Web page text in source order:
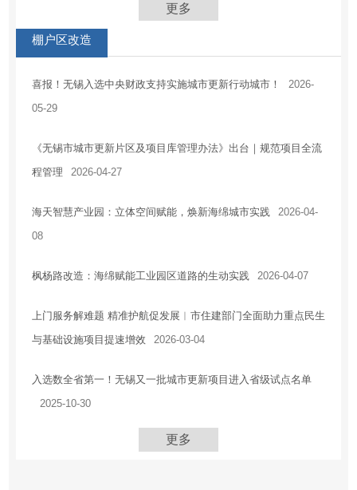
更多
棚户区改造
喜报！无锡入选中央财政支持实施城市更新行动城市！
2026-
05-29
《无锡市城市更新片区及项目库管理办法》出台｜规范项目全流
程管理
2026-04-27
海天智慧产业园：立体空间赋能，焕新海绵城市实践
2026-04-
08
枫杨路改造：海绵赋能工业园区道路的生动实践 2026-04-07
上门服务解难题 精准护航促发展︱市住建部门全面助力重点民生
与基础设施项目提速增效
2026-03-04
入选数全省第一！无锡又一批城市更新项目进入省级试点名单
2025-10-30
更多